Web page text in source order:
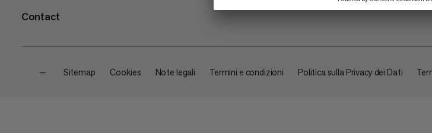
Contact
— Sitemap Cookies Note legali Termini e condizioni Politica sulla Privacy dei Dati